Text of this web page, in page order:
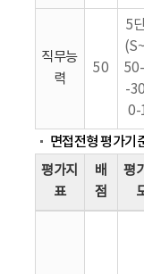
직무능
력
50
5
-
0-
면접전형 평가기
평가지
표
배
점
평